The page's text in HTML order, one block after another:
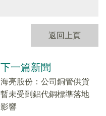
返回上頁
下一篇新聞
海亮股份：公司銅管供貨
暫未受到鋁代銅標準落地
影響